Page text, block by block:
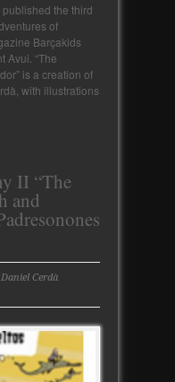
the third
of
Barçakids
Avui. “The
is a creation of
with illustrations
II “The
and
Cerdà